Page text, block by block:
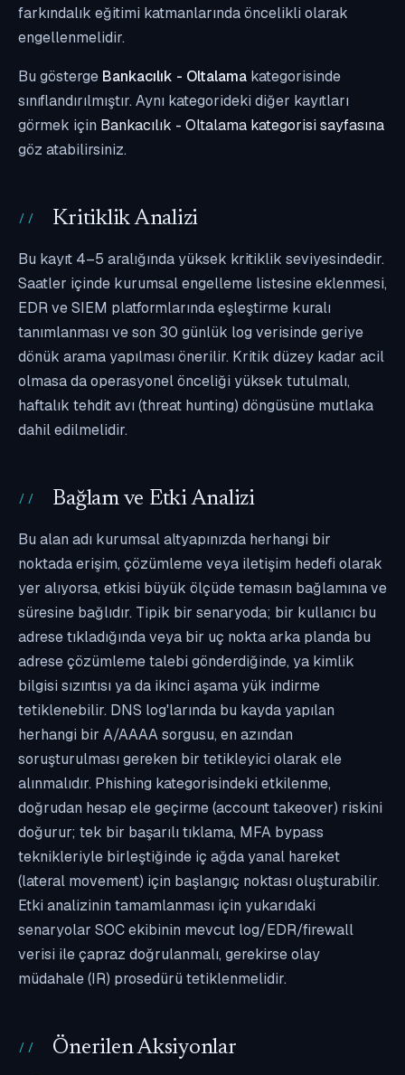
farkındalık eğitimi katmanlarında öncelikli olarak
engellenmelidir.
Bu gösterge Bankacılık - Oltalama kategorisinde
sınıflandırılmıştır. Aynı kategorideki diğer kayıtları
görmek için Bankacılık - Oltalama kategorisi sayfasına
göz atabilirsiniz.
Kritiklik Analizi
Bu kayıt 4–5 aralığında yüksek kritiklik seviyesindedir.
Saatler içinde kurumsal engelleme listesine eklenmesi,
EDR ve SIEM platformlarında eşleştirme kuralı
tanımlanması ve son 30 günlük log verisinde geriye
dönük arama yapılması önerilir. Kritik düzey kadar acil
olmasa da operasyonel önceliği yüksek tutulmalı,
haftalık tehdit avı (threat hunting) döngüsüne mutlaka
dahil edilmelidir.
Bağlam ve Etki Analizi
Bu alan adı kurumsal altyapınızda herhangi bir
noktada erişim, çözümleme veya iletişim hedefi olarak
yer alıyorsa, etkisi büyük ölçüde temasın bağlamına ve
süresine bağlıdır. Tipik bir senaryoda; bir kullanıcı bu
adrese tıkladığında veya bir uç nokta arka planda bu
adrese çözümleme talebi gönderdiğinde, ya kimlik
bilgisi sızıntısı ya da ikinci aşama yük indirme
tetiklenebilir. DNS log'larında bu kayda yapılan
herhangi bir A/AAAA sorgusu, en azından
soruşturulması gereken bir tetikleyici olarak ele
alınmalıdır. Phishing kategorisindeki etkilenme,
doğrudan hesap ele geçirme (account takeover) riskini
doğurur; tek bir başarılı tıklama, MFA bypass
teknikleriyle birleştiğinde iç ağda yanal hareket
(lateral movement) için başlangıç noktası oluşturabilir.
Etki analizinin tamamlanması için yukarıdaki
senaryolar SOC ekibinin mevcut log/EDR/firewall
verisi ile çapraz doğrulanmalı, gerekirse olay
müdahale (IR) prosedürü tetiklenmelidir.
Önerilen Aksiyonlar